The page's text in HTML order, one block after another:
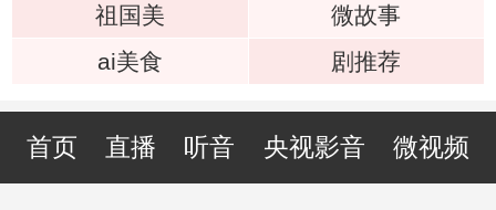
祖国美
微故事
ai美食
剧推荐
首页 直播 听音 央视影音 微视频